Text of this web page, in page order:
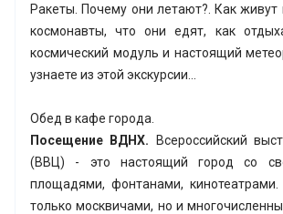
Ракеты. Почему они летают?. Как
космонавты, что они едят, как
космический модуль и настоящий
узнаете из этой экскурсии…
Обед в кафе города.
Посещение ВДНХ. Всероссийский
(ВВЦ) - это настоящий город со
площадями, фонтанами,
только москвичами, но и